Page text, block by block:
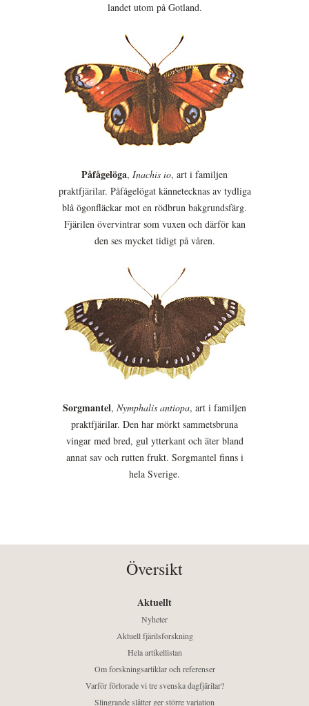
landet utom på Gotland.
Påfågelöga, Inachis io, art i familjen
praktfjärilar. Påfågelögat kännetecknas av tydliga
blå ögonfläckar mot en rödbrun bakgrundsfärg.
Fjärilen övervintrar som vuxen och därför kan
den ses mycket tidigt på våren.
Sorgmantel, Nymphalis antiopa, art i familjen
praktfjärilar. Den har mörkt sammetsbruna
vingar med bred, gul ytterkant och äter bland
annat sav och rutten frukt. Sorgmantel finns i
hela Sverige.
Översikt
Aktuellt
Nyheter
Aktuell fjärilsforskning
Hela artikellistan
Om forskningsartiklar och referenser
Varför förlorade vi tre svenska dagfjärilar?
Slingrande slåtter ger större variation